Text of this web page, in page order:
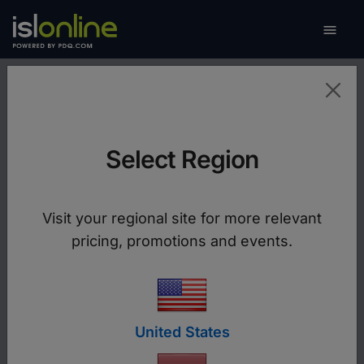

Gebruik de kracht van remote desktop software
Download ISL Remote Desktop
Ondersteuning op afstand
Select Region
Visit your regional site for more relevant
pricing, promotions and events.
United States